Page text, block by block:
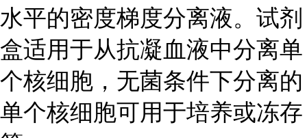
水平的密度梯度分离液。试剂
盒适用于从抗凝血液中分离单
个核细胞，无菌条件下分离的
单个核细胞可用于培养或冻存